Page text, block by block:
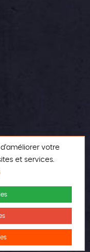
votre
et services.